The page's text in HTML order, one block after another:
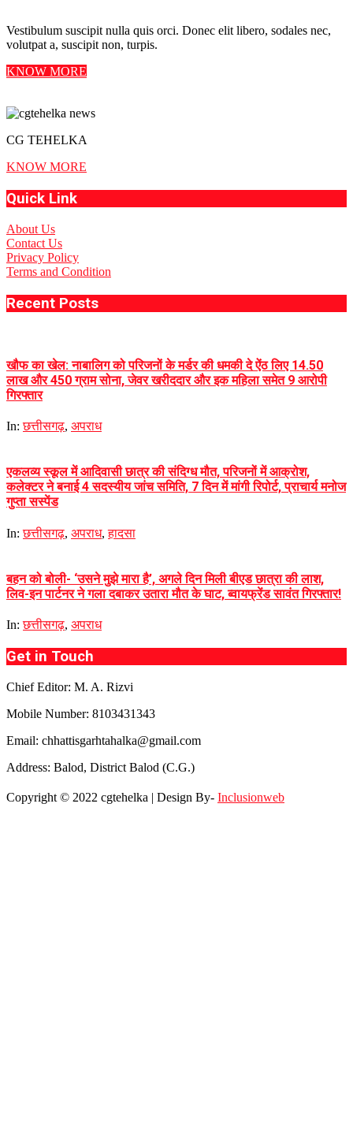
Vestibulum suscipit nulla quis orci. Donec elit libero, sodales nec,
volutpat a, suscipit non, turpis.
KNOW MORE
CG TEHELKA
KNOW MORE
Quick Link
About Us
Contact Us
Privacy Policy
Terms and Condition
Recent Posts
खौफ का खेल: नाबालिग को परिजनों के मर्डर की धमकी दे ऐंठ लिए 14.50
लाख और 450 ग्राम सोना, जेवर खरीददार और इक महिला समेत 9 आरोपी
गिरफ्तार
In: छत्तीसगढ़, अपराध
एकलव्य स्कूल में आदिवासी छात्र की संदिग्ध मौत, परिजनों में आक्रोश,
कलेक्टर ने बनाई 4 सदस्यीय जांच समिति, 7 दिन में मांगी रिपोर्ट, प्राचार्य मनोज
गुप्ता सस्पेंड
In: छत्तीसगढ़, अपराध,हादसा
बहन को बोली- ‘उसने मुझे मारा है’, अगले दिन मिली बीएड छात्रा की लाश,
लिव-इन पार्टनर ने गला दबाकर उतारा मौत के घाट, ब्वायफ्रेंड सावंत गिरफ्तार!
In: छत्तीसगढ़, अपराध
Get in Touch
Chief Editor: M. A. Rizvi
Mobile Number: 8103431343
Email: chhattisgarhtahalka@gmail.com
Address: Balod, District Balod (C.G.)
Copyright © 2022 cgtehelka | Design By- Inclusionweb